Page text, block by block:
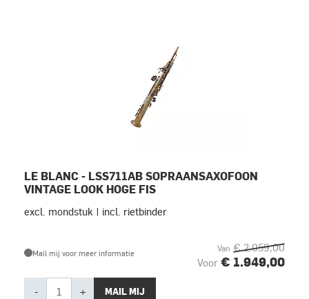
LE BLANC - LSS711AB SOPRAANSAXOFOON
VINTAGE LOOK HOGE FIS
excl. mondstuk | incl. rietbinder
Mail mij voor meer informatie Van € 2.059,00
Voor € 1.949,00
- + MAIL MIJ